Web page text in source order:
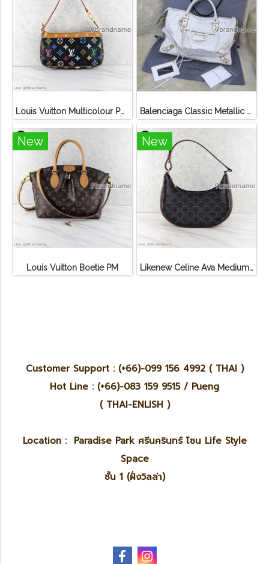
Louis Vuitton Multicolour Pochette Canvas Balenciaga Classic Metallic Edge City Bag
New
Louis Vuitton Boetie PM
New
Likenew Celine Ava Medium Triomphe Canvas
Customer Support : (+66)-099 156 4992 ( THAI )
Hot Line : (+66)-083 159 9515 / Pueng
( THAI-ENLISH )
Location : Paradise Park ศรีนครินทร์ โซน Life Style
Space
ชั้น 1 (ฝั่งวิลล่า)